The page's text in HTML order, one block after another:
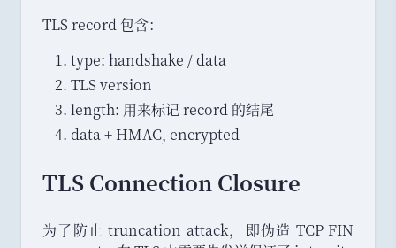
TLS record 包含：
type: handshake / data
TLS version
length: 用来标记 record 的结尾
data + HMAC, encrypted
TLS Connection Closure
为了防止 truncation attack，
即伪造 TCP FIN